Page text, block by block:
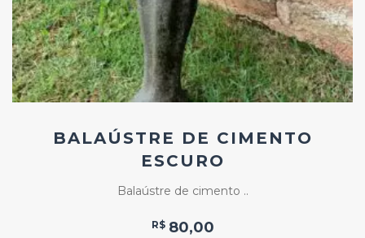
BALAÚSTRE DE CIMENTO
ESCURO
Balaústre de cimento ..
R$ 80,00